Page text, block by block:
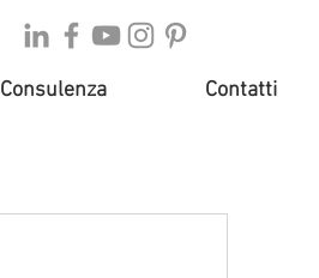
Consulenza Contatti